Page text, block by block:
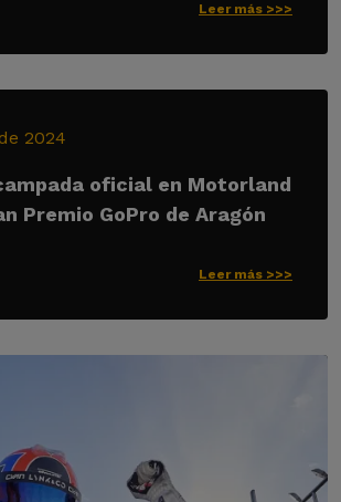
Leer más >>>
2024
oficial en Motorland
Premio GoPro de Aragón
Leer más >>>